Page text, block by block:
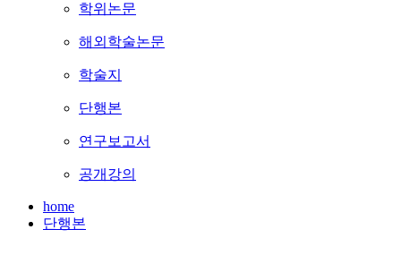
학위논문
해외학술논문
학술지
단행본
연구보고서
공개강의
home
단행본